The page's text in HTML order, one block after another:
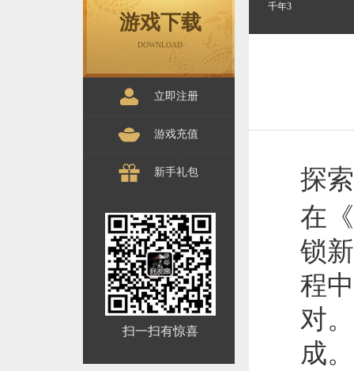
游戏下载
DOWNLOAD
立即注册
游戏充值
新手礼包
扫一扫有惊喜
千年3
探
在
锁
程
对
成。